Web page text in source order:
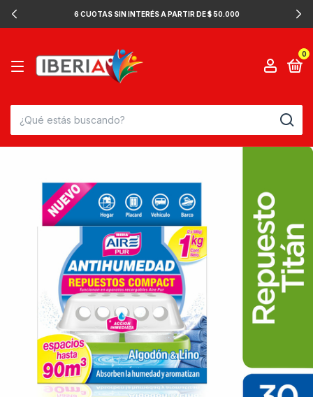
6 CUOTAS SIN INTERÉS A PARTIR DE $ 50.000
0